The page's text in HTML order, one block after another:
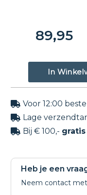
89,95
 Voor 12:00
 Lage
 Bij € 100,- gratis
Heb je een
Neem contact